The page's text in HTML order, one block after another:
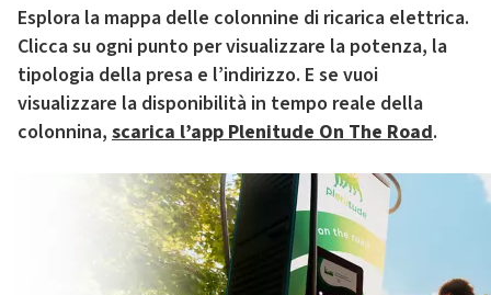
Esplora la mappa delle colonnine di ricarica elettrica.
Clicca su ogni punto per visualizzare la potenza, la
tipologia della presa e l’indirizzo. E se vuoi
visualizzare la disponibilità in tempo reale della
colonnina, scarica l’app Plenitude On The Road.